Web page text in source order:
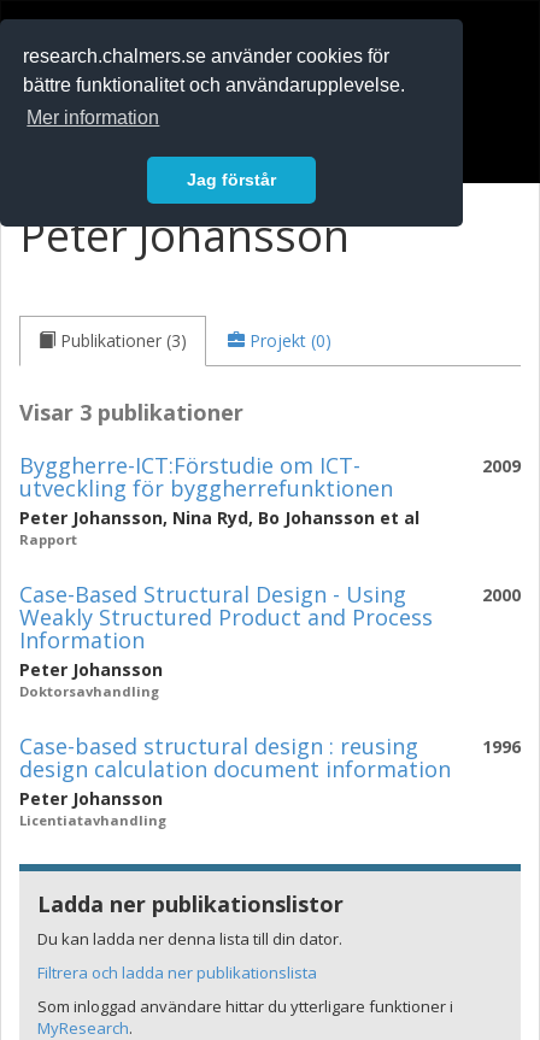
research.chalmers.se använder cookies för
bättre funktionalitet och användarupplevelse.
Mer information
Jag förstår
Peter Johansson
Publikationer (3) Projekt (0)
Visar 3 publikationer
2009
Byggherre-ICT:Förstudie om ICT-
utveckling för byggherrefunktionen
Peter Johansson, Nina Ryd, Bo Johansson et al
Rapport
2000
Case-Based Structural Design - Using
Weakly Structured Product and Process
Information
Peter Johansson
Doktorsavhandling
1996
Case-based structural design : reusing
design calculation document information
Peter Johansson
Licentiatavhandling
Ladda ner publikationslistor
Du kan ladda ner denna lista till din dator.
Filtrera och ladda ner publikationslista
Som inloggad användare hittar du ytterligare funktioner i
MyResearch.